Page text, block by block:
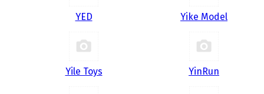
YED Yike Model
Yile Toys YinRun